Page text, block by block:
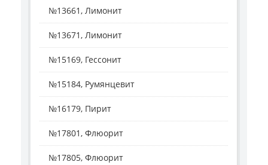
№13661, Лимонит
№13671, Лимонит
№15169, Гессонит
№15184, Румянцевит
№16179, Пирит
№17801, Флюорит
№17805, Флюорит